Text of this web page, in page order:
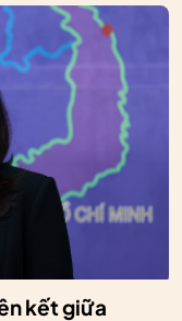
kết giữa